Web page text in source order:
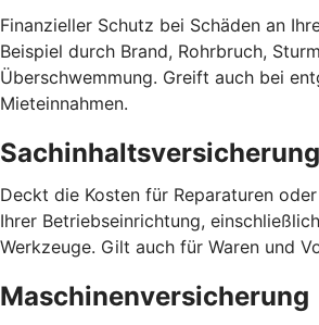
Finanzieller Schutz bei Schäden an
Beispiel durch Brand, Rohrbruch,
Überschwemmung. Greift auch bei
Mieteinnahmen.
Sachinhaltsversicherung
Deckt die Kosten für Reparaturen
Ihrer Betriebseinrichtung,
Werkzeuge. Gilt auch für Waren und
Maschinenversicherung